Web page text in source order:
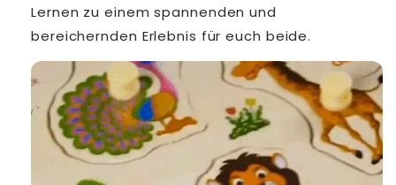
Lernen zu einem spannenden und
bereichernden Erlebnis für euch beide.